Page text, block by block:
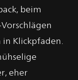
beim
Klickpfaden.
eher